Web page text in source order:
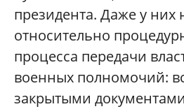
президента. Даже у них
относительно
процесса передачи
военных полномочий:
закрытыми